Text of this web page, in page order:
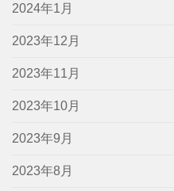
2024年1月
2023年12月
2023年11月
2023年10月
2023年9月
2023年8月